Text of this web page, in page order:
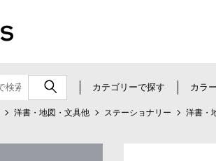
カテゴリーで探す カラ
洋書・地図・文具他 ステーショナリー 洋書・